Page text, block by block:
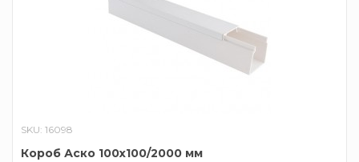
SKU: 16098
Короб Аско 100х100/2000 мм